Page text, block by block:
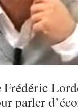
Frédéric
parler